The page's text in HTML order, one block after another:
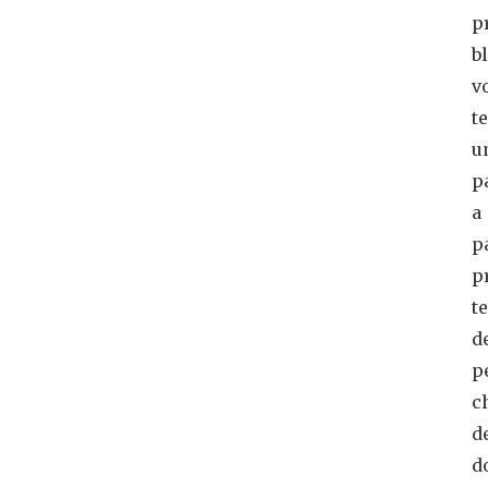
a